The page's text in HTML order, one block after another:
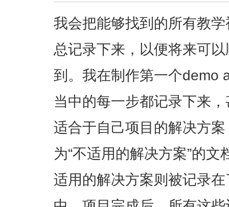
我会把能够找到的所有教
总记录下来，以便将来可
到。我在制作第一个demo
当中的每一步都记录下来
适合于自己项目的解决方
为“不适用的解决方案”的
适用的解决方案则被记录